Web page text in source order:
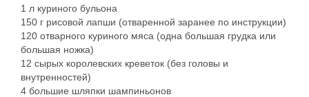
1 л куриного бульона
150 г рисовой лапши (отваренной заранее по инструкции)
120 отварного куриного мяса (одна большая грудка или
большая ножка)
12 сырых королевских креветок (без головы и
внутренностей)
4 большие шляпки шампиньонов